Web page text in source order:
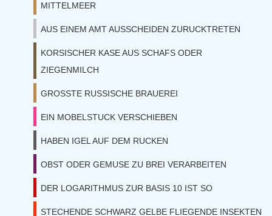
MITTELMEER
AUS EINEM AMT AUSSCHEIDEN ZURUCKTRETEN
KORSISCHER KASE AUS SCHAFS ODER
ZIEGENMILCH
GROSSTE RUSSISCHE BRAUEREI
EIN MOBELSTUCK VERSCHIEBEN
HABEN IGEL AUF DEM RUCKEN
OBST ODER GEMUSE ZU BREI VERARBEITEN
DER LOGARITHMUS ZUR BASIS 10 IST SO
STECHENDE SCHWARZ GELBE FLIEGENDE INSEKTEN